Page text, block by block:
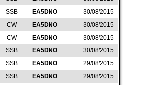
SSB EA5DNO
30/08/2015
CW EA5DNO
30/08/2015
CW EA5DNO
30/08/2015
SSB EA5DNO
30/08/2015
SSB EA5DNO
29/08/2015
SSB EA5DNO
29/08/2015